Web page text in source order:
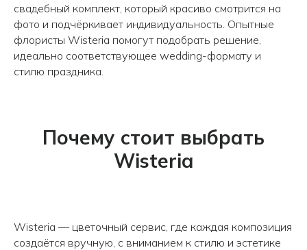
свадебный комплект, который красиво смотрится на
фото и подчёркивает индивидуальность. Опытные
флористы Wisteria помогут подобрать решение,
идеально соответствующее wedding-формату и
стилю праздника.
Почему стоит выбрать
Wisteria
Wisteria — цветочный сервис, где каждая композиция
создаётся вручную, с вниманием к стилю и эстетике
Авиаторов 21
Робеспьера, 20